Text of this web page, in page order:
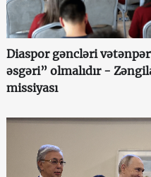
Diaspor gəncləri
əsgəri” olmalıdır -
missiyası